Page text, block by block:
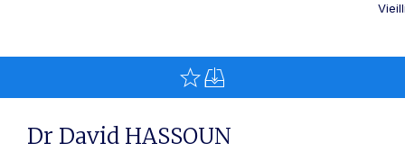
Dr David HASSOUN